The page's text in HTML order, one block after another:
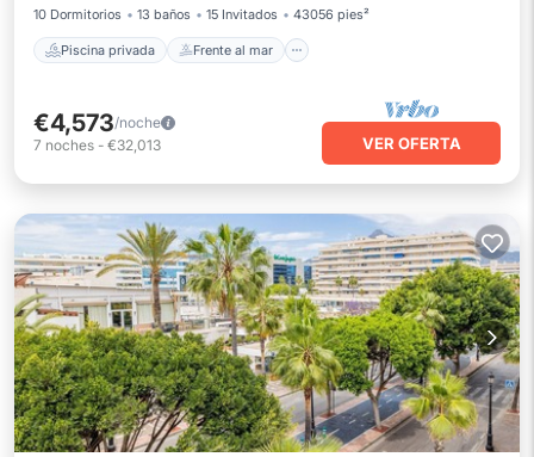
10 Dormitorios
13 baños 15 Invitados 43056 pies²
Piscina privada Frente al mar
€4,573/noche
7 noches - €32,013 VER OFERTA